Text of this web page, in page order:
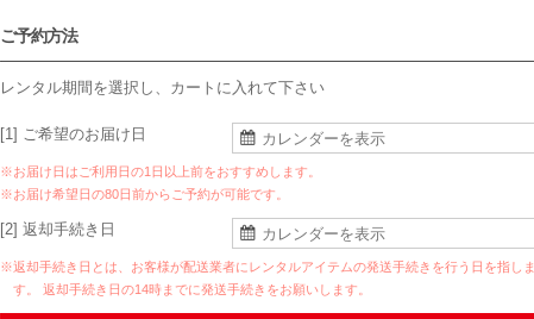
ご予約方法
レンタル期間を選択し、カートに入れて下さい
[1] ご希望のお届け日
※お届け日はご利用日の1日以上前をおすすめします。
※お届け希望日の80日前からご予約が可能です。
[2] 返却手続き日
※返却手続き日とは、お客様が配送業者にレンタルアイテムの発送手続きを行う日を指しま
す。 返却手続き日の14時までに発送手続きをお願いします。